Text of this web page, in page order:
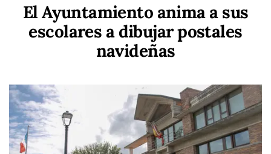
El Ayuntamiento anima a sus
escolares a dibujar postales
navideñas